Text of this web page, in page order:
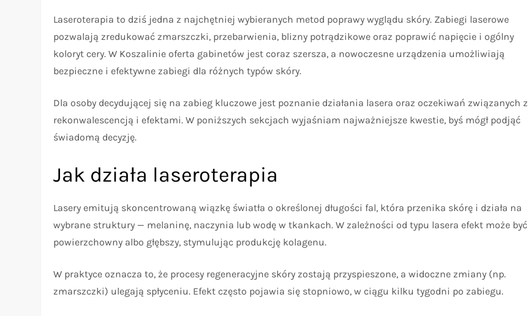
Laseroterapia to dziś jedna z najchętniej wybieranych metod poprawy wyglądu skóry. Zabiegi laserowe
pozwalają zredukować zmarszczki, przebarwienia, blizny potrądzikowe oraz poprawić napięcie i ogólny
koloryt cery. W Koszalinie oferta gabinetów jest coraz szersza, a nowoczesne urządzenia umożliwiają
bezpieczne i efektywne zabiegi dla różnych typów skóry.
Dla osoby decydującej się na zabieg kluczowe jest poznanie działania lasera oraz oczekiwań związanych z
rekonwalescencją i efektami. W poniższych sekcjach wyjaśniam najważniejsze kwestie, byś mógł podjąć
świadomą decyzję.
Jak działa laseroterapia
Lasery emitują skoncentrowaną wiązkę światła o określonej długości fal, która przenika skórę i działa na
wybrane struktury — melaninę, naczynia lub wodę w tkankach. W zależności od typu lasera efekt może być
powierzchowny albo głębszy, stymulując produkcję kolagenu.
W praktyce oznacza to, że procesy regeneracyjne skóry zostają przyspieszone, a widoczne zmiany (np.
zmarszczki) ulegają spłyceniu. Efekt często pojawia się stopniowo, w ciągu kilku tygodni po zabiegu.